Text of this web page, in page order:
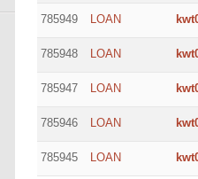
785949 LOAN
785948 LOAN
785947 LOAN
785946 LOAN
785945 LOAN